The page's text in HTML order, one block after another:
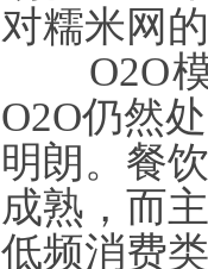
对糯米网
O2O
O2O仍然
明朗。餐
成熟，而
低频消费